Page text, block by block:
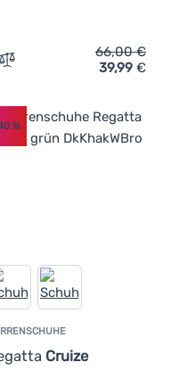
Regatta Haris'
Zum Vergleich
66,00€
39,99 €
Cruize
%